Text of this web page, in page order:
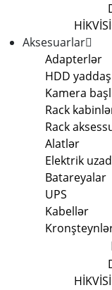
Aksesuarlar
Adapterlər
HDD
Kamera
Rack
Rack
Alatlər
Elektrik
Batareyalar
UPS
Kabellər